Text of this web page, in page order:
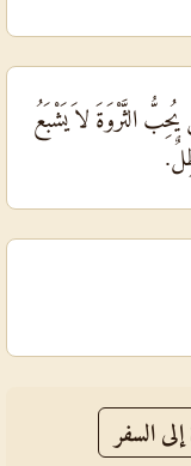
الثَّرْوَةَ لاَ يَشْبَعُ
السفر